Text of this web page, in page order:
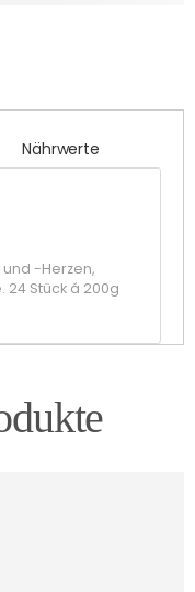
Nährwerte
-Herzen,
Stück á 200g